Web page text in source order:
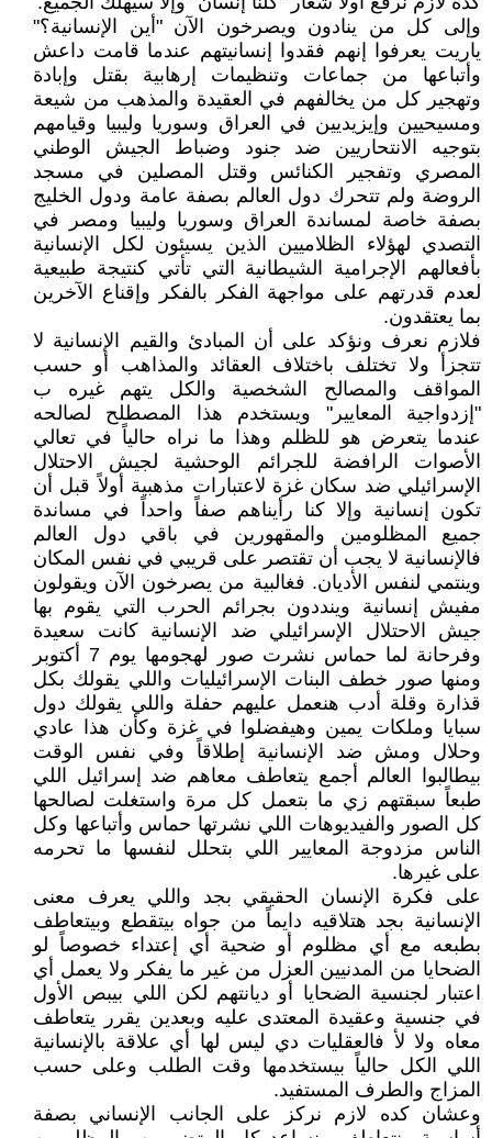
وإلى كل من ينادون ويصرخون الآن "أين الإنسانية؟"
ياريت يعرفوا إنهم فقدوا إنسانيتهم عندما قامت داعش
وأتباعها من جماعات وتنظيمات إرهابية بقتل وإبادة
وتهجير كل من يخالفهم في العقيدة والمذهب من شيعة
ومسيحيين وإيزيديين في العراق وسوريا وليبيا وقيامهم
بتوجيه الانتحاريين ضد جنود وضباط الجيش الوطني
المصري وتفجير الكنائس وقتل المصلين في مسجد
الروضة ولم تتحرك دول العالم بصفة عامة ودول الخليج
بصفة خاصة لمساندة العراق وسوريا وليبيا ومصر في
التصدي لهؤلاء الظلاميين الذين يسيئون لكل الإنسانية
بأفعالهم الإجرامية الشيطانية التي تأتي كنتيجة طبيعية
لعدم قدرتهم على مواجهة الفكر بالفكر وإقناع الآخرين
بما يعتقدون.
فلازم نعرف ونؤكد على أن المبادئ والقيم الإنسانية لا
تتجزأ ولا تختلف باختلاف العقائد والمذاهب أو حسب
المواقف والمصالح الشخصية والكل يتهم غيره ب
"إزدواجية المعايير" ويستخدم هذا المصطلح لصالحه
عندما يتعرض هو للظلم وهذا ما نراه حالياً في تعالي
الأصوات الرافضة للجرائم الوحشية لجيش الاحتلال
الإسرائيلي ضد سكان غزة لاعتبارات مذهبية أولاً قبل أن
تكون إنسانية وإلا كنا رأيناهم صفاً واحداً في مساندة
جميع المظلومين والمقهورين في باقي دول العالم
فالإنسانية لا يجب أن تقتصر على قريبي في نفس المكان
وينتمي لنفس الأديان. فغالبية من يصرخون الآن ويقولون
مفيش إنسانية وينددون بجرائم الحرب التي يقوم بها
جيش الاحتلال الإسرائيلي ضد الإنسانية كانت سعيدة
وفرحانة لما حماس نشرت صور لهجومها يوم 7 أكتوبر
ومنها صور خطف البنات الإسرائيليات واللي يقولك بكل
قذارة وقلة أدب هنعمل عليهم حفلة واللي يقولك دول
سبايا وملكات يمين وهيفضلوا في غزة وكأن هذا عادي
وحلال ومش ضد الإنسانية إطلاقاً وفي نفس الوقت
بيطالبوا العالم أجمع يتعاطف معاهم ضد إسرائيل اللي
طبعاً سبقتهم زي ما بتعمل كل مرة واستغلت لصالحها
كل الصور والفيديوهات اللي نشرتها حماس وأتباعها وكل
الناس مزدوجة المعايير اللي بتحلل لنفسها ما تحرمه
على غيرها.
على فكرة الإنسان الحقيقي بجد واللي يعرف معنى
الإنسانية بجد هتلاقيه دايماً من جواه بيتقطع وبيتعاطف
بطبعه مع أي مظلوم أو ضحية أي إعتداء خصوصاً لو
الضحايا من المدنيين العزل من غير ما يفكر ولا يعمل أي
اعتبار لجنسية الضحايا أو ديانتهم لكن اللي بيبص الأول
في جنسية وعقيدة المعتدى عليه وبعدين يقرر يتعاطف
معاه ولا لأ فالعقليات دي ليس لها أي علاقة بالإنسانية
اللي الكل حالياً بيستخدمها وقت الطلب وعلى حسب
المزاج والطرف المستفيد.
وعشان كده لازم نركز على الجانب الإنساني بصفة